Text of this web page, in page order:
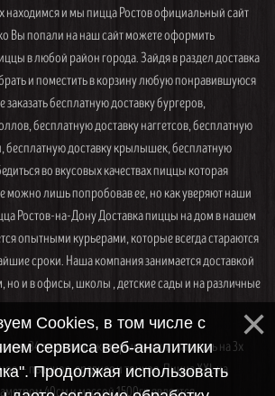
находимся и мы пицца Ростов официальный сайт
Вы попали на наш сайт можете оформить
в любой район города. Зайдя в раздел доставка
и поместить в корзину любую понравившуюся
бесплатную доставку бургеров,
бесплатную доставку наггетсов, бесплатную
бесплатную доставку крылышек, бесплатную
во вкусовых качествах пиццы которая
можно лишь попробовав ее, но как уверяют наши
Ростов-на-Дону Доставка пиццы на дом в нашем
опытными курьерами, которые всегда стараются
сроки. Наша компания занимается доставкой
но и в офисы, школы , детские сады и на различные
34 вида пицц, которые можно заказать на 3х
— пышное, среднее и тонкое. Пицца XXL на
40см и массой 1500гр является
Cookies, в том числе с
сервиса веб-аналитики
Продолжая использовать